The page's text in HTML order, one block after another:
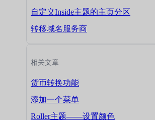
自定义Inside主题的主页分区
转移域名服务商
相关文章
货币转换功能
添加一个菜单
Roller主题——设置颜色